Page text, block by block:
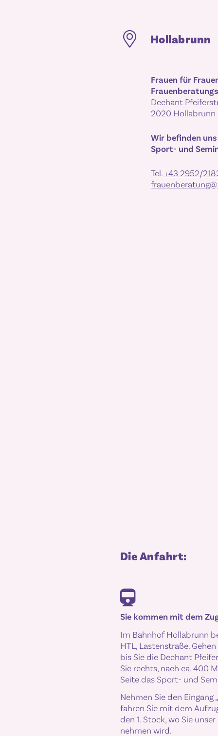
Hollabrunn
Frauen für
Dechant
2020 Hollabrunn
Wir befinden
Sport- und
Tel.+43 2952/
Die Anfahrt:
Sie kommen mit dem
Im Bahnhof Hollabrunn
HTL, Lastenstraße.
bis Sie die Dechant
Sie rechts, nach ca. 400
Seite das Sport- und
Nehmen Sie den Eingang
fahren Sie mit dem
den 1. Stock, wo Sie
nehmen wird.